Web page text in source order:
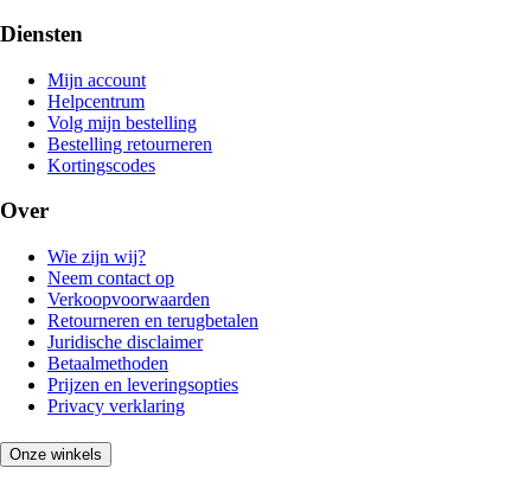
Diensten
Mijn account
Helpcentrum
Volg mijn bestelling
Bestelling retourneren
Kortingscodes
Over
Wie zijn wij?
Neem contact op
Verkoopvoorwaarden
Retourneren en terugbetalen
Juridische disclaimer
Betaalmethoden
Prijzen en leveringsopties
Privacy verklaring
Onze winkels